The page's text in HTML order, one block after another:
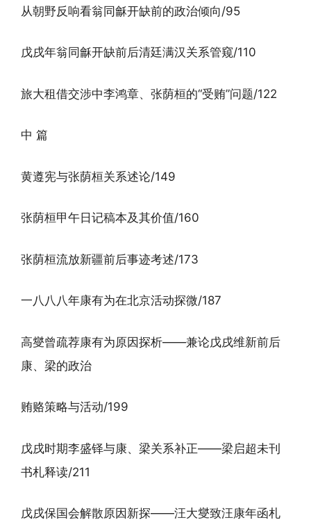
从朝野反响看翁同龢开缺前的政治倾向/95
戊戌年翁同龢开缺前后清廷满汉关系管窥/110
旅大租借交涉中李鸿章、张荫桓的“受贿”问题/122
中 篇
黄遵宪与张荫桓关系述论/149
张荫桓甲午日记稿本及其价值/160
张荫桓流放新疆前后事迹考述/173
一八八八年康有为在北京活动探微/187
高燮曾疏荐康有为原因探析——兼论戊戌维新前后
康、梁的政治
贿赂策略与活动/199
戊戌时期李盛铎与康、梁关系补正——梁启超未刊
书札释读/211
戊戌保国会解散原因新探——汪大燮致汪康年函札